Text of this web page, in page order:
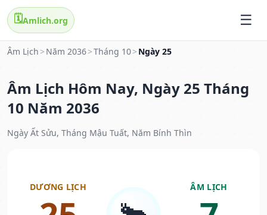
🗓️Amlich.org
Âm Lịch > Năm 2036>Tháng 10> Ngày 25
Âm Lịch Hôm Nay, Ngày 25 Tháng
10 Năm 2036
Ngày Ất Sửu, Tháng Mậu Tuất, Năm Bính Thìn
DƯƠNG LỊCH ÂM LỊCH